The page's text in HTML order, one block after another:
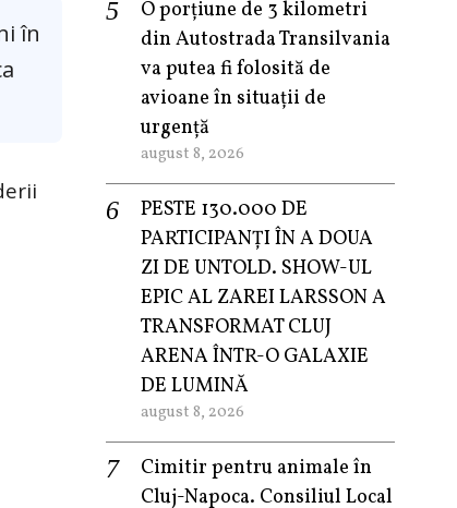
în
O porțiune de 3 kilometri
din Autostrada Transilvania
va putea fi folosită de
avioane în situații de
urgență
august 8, 2026
PESTE 130.000 DE
PARTICIPANȚI ÎN A DOUA
ZI DE UNTOLD. SHOW-UL
EPIC AL ZAREI LARSSON A
TRANSFORMAT CLUJ
ARENA ÎNTR-O GALAXIE
DE LUMINĂ
august 8, 2026
Cimitir pentru animale în
Cluj-Napoca. Consiliul Local